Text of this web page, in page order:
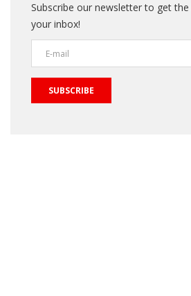
Subscribe our newsletter to get
your inbox!
SUBSCRIBE